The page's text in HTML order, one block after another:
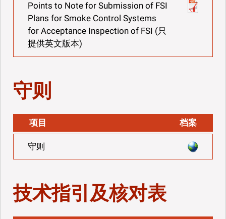
Points to Note for Submission of FSI
Plans for Smoke Control Systems
for Acceptance Inspection of FSI (只
提供英文版本)
守则
项目 档案
守则
技术指引及核对表